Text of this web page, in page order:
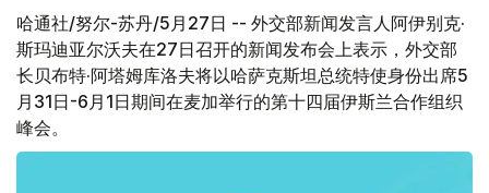
哈通社/努尔-苏丹/5月27日 -- 外交部新闻发言人阿伊别克·
斯玛迪亚尔沃夫在27日召开的新闻发布会上表示，外交部
长贝布特·阿塔姆库洛夫将以哈萨克斯坦总统特使身份出席5
月31日-6月1日期间在麦加举行的第十四届伊斯兰合作组织
峰会。